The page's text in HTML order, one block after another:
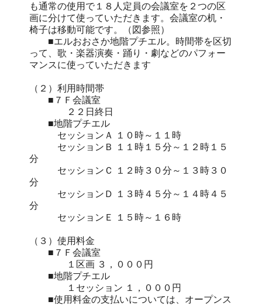
も通常の使用で１８人定員の会議室を２つの区
画に分けて使っていただきます。会議室の机・
椅子は移動可能です。（図参照）
■エルおおさか地階プチエル。時間帯を区切
って、歌・楽器演奏・踊り・劇などのパフォー
マンスに使っていただきます
（２）利用時間帯
■７Ｆ会議室
２２日終日
■地階プチエル
セッションＡ １０時～１１時
セッションＢ １１時１５分～１２時１５
分
セッションＣ １２時３０分～１３時３０
分
セッションＤ １３時４５分～１４時４５
分
セッションＥ １５時～１６時
（３）使用料金
■７Ｆ会議室
１区画 ３，０００円
■地階プチエル
１セッション １，０００円
■使用料金の支払いについては、オープンス